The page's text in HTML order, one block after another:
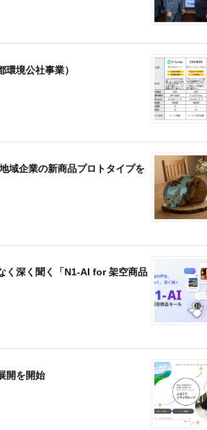
境公社事業）
域企業の新商品プロトタイプを
く深く聞く「N1-AI for 架空商品
開を開始